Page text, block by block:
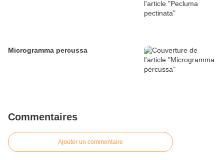
Microgramma percussa
Commentaires
Ajouter un commentaire